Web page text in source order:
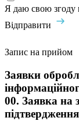
Я даю свою згоду
Відправити
Запис на прийом
Заявки
00. Заявка на